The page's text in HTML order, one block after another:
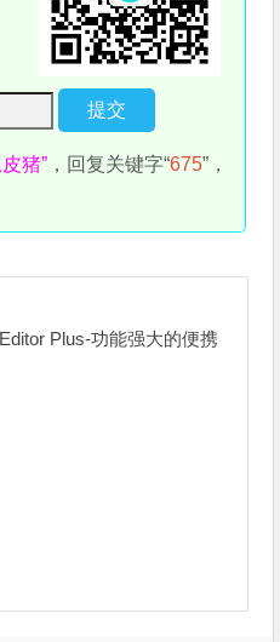
皮猪” ，回复关键字“675”，
Plus-功能强大的便携